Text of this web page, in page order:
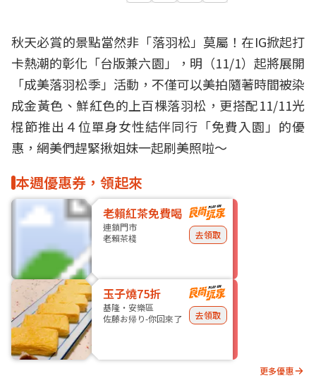
秋天必賞的景點當然非「落羽松 」莫屬！在IG掀起打
卡熱潮的彰化「台版兼六園 」，明（11/1）起將展開
「成美落羽松季」活動，不僅可以美拍隨著時間被染
成金黃色、鮮紅色的上百棵落羽松，更搭配11/11光
棍節推出４位單身女性結伴同行「免費入園 」的優
惠，網美們趕緊揪姐妹一起刷美照啦～
本週優惠券，領起來
老賴紅茶免費喝
連鎖門市
老賴茶棧
去領取
玉子燒75折
基隆・安樂區
佐藤お帰り-你回來了
去領取
更多優惠